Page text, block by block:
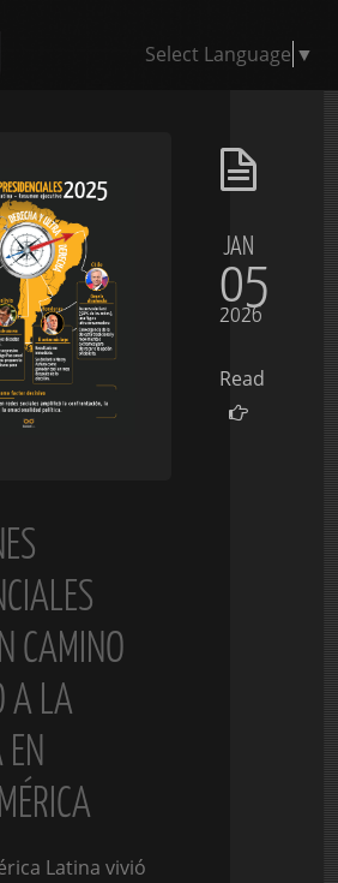
Select Language ▼
CAMINO
A LA
EN
Latina vivió
JAN
05
2026
Read